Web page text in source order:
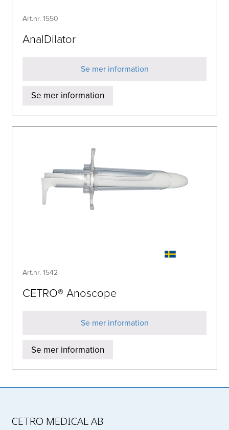
Art.nr. 1550
AnalDilator
Se mer information
Se mer information
Art.nr. 1542
CETRO® Anoscope
Se mer information
Se mer information
CETRO MEDICAL AB